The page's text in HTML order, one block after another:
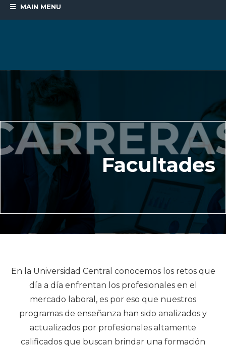
MAIN MENU
Facultades
En la Universidad Central conocemos los retos que
día a día enfrentan los profesionales en el
mercado laboral, es por eso que nuestros
programas de enseñanza han sido analizados y
actualizados por profesionales altamente
calificados que buscan brindar una formación